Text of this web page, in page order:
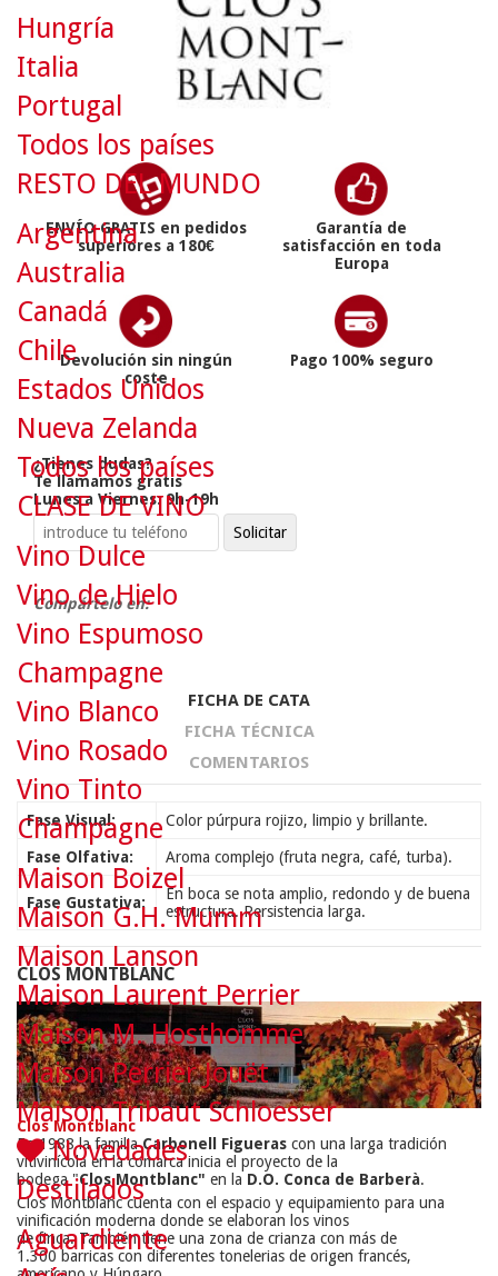
ENVÍO GRATIS en pedidos
superiores a 180€
Garantía de
satisfacción en toda
Europa
Devolución sin ningún
coste
Pago 100% seguro
¿Tienes dudas?
Te llamamos gratis
Lunes a Viernes: 9h-19h
Compártelo en:
FICHA DE CATA
FICHA TÉCNICA
COMENTARIOS
Fase Visual: Color púrpura rojizo, limpio y brillante.
Fase Olfativa: Aroma complejo (fruta negra, café, turba).
Fase Gustativa:
En boca se nota amplio, redondo y de buena
estructura. Persistencia larga.
CLOS MONTBLANC
Clos Montblanc
En 1988 la familia Carbonell Figueras con una larga tradición
vitivinícola en la comarca inicia el proyecto de la
bodega "ClosMontblanc" en la D.O. Conca de Barberà.
Clos Montblanccuenta con el espacio y equipamiento para una
vinificación moderna donde se elaboran los vinos
de finca.También tiene una zona de crianza con más de
1.300 barricas con diferentes tonelerias de origen francés,
Hungría
Italia
Portugal
Todos los países
RESTO DEL MUNDO
Argentina
Australia
Canadá
Chile
Estados Unidos
Nueva Zelanda
Todos los países
CLASE DE VINO
Vino Dulce
Vino de Hielo
Vino Espumoso
Champagne
Vino Blanco
Vino Rosado
Vino Tinto
Champagne
Maison Boizel
Maison G.H. Mumm
Maison Lanson
Maison Laurent Perrier
Maison M. Hosthomme
Maison Perrier Jouët
Maison Tribaut Schloesser
Novedades
Destilados
Aguardiente